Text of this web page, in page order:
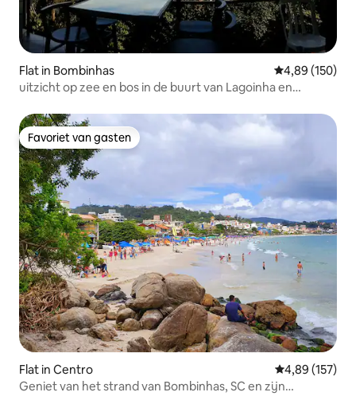
Flat in Bombinhas Gemiddelde
4,89 (150)
uitzicht op zee en bos in de buurt van Lagoinha en
Favoriet van gasten
Favoriet van gasten
Flat in Centro Gemiddelde
4,89 (157)
Geniet van het strand van Bombinhas, SC en zijn